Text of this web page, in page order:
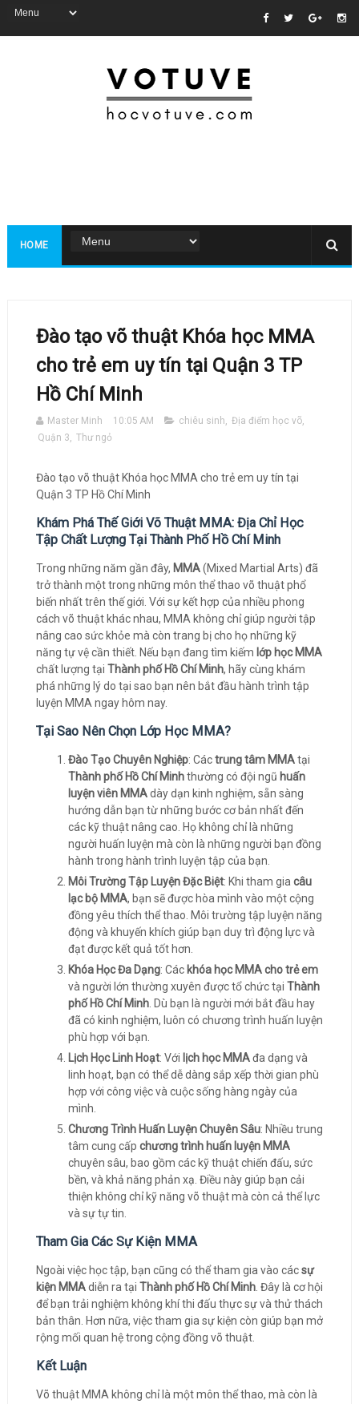
HOME
Đào tạo võ thuật Khóa học MMA
cho trẻ em uy tín tại Quận 3 TP
Hồ Chí Minh
Master Minh 10:05 AM chiêu sinh, Địa điểm học võ,
Quận 3, Thư ngỏ
Đào tạo võ thuật Khóa học MMA cho trẻ em uy tín tại
Quận 3 TP Hồ Chí Minh
Khám Phá Thế Giới Võ Thuật MMA: Địa Chỉ Học
Tập Chất Lượng Tại Thành Phố Hồ Chí Minh
Trong những năm gần đây, MMA(Mixed Martial Arts) đã
trở thành một trong những môn thể thao võ thuật phổ
biến nhất trên thế giới. Với sự kết hợp của nhiều phong
cách võ thuật khác nhau, MMA không chỉ giúp người tập
nâng cao sức khỏe mà còn trang bị cho họ những kỹ
năng tự vệ cần thiết. Nếu bạn đang tìm kiếm lớp học MMA
chất lượng tại Thành phố Hồ Chí Minh, hãy cùng khám
phá những lý do tại sao bạn nên bắt đầu hành trình tập
luyện MMA ngay hôm nay.
Tại Sao Nên Chọn Lớp Học MMA?
Đào Tạo Chuyên Nghiệp: Cáctrung tâm MMAtại
Thành phố Hồ Chí Minhthường có đội ngũ huấn
luyện viên MMAdày dạn kinh nghiệm, sẵn sàng
hướng dẫn bạn từ những bước cơ bản nhất đến
các kỹ thuật nâng cao. Họ không chỉ là những
người huấn luyện mà còn là những người bạn đồng
hành trong hành trình luyện tập của bạn.
Môi Trường Tập Luyện Đặc Biệt: Khi tham gia câu
lạc bộ MMA, bạn sẽ được hòa mình vào một cộng
đồng yêu thích thể thao. Môi trường tập luyện năng
động và khuyến khích giúp bạn duy trì động lực và
đạt được kết quả tốt hơn.
Khóa Học Đa Dạng: Các khóa học MMA cho trẻ em
và người lớn thường xuyên được tổ chức tại Thành
phố Hồ Chí Minh. Dù bạn là người mới bắt đầu hay
đã có kinh nghiệm, luôn có chương trình huấn luyện
phù hợp với bạn.
Lịch Học Linh Hoạt: Với lịch học MMAđa dạng và
linh hoạt, bạn có thể dễ dàng sắp xếp thời gian phù
hợp với công việc và cuộc sống hàng ngày của
mình.
Chương Trình Huấn Luyện Chuyên Sâu: Nhiều trung
tâm cung cấp chương trình huấn luyện MMA
chuyên sâu, bao gồm các kỹ thuật chiến đấu, sức
bền, và khả năng phản xạ. Điều này giúp bạn cải
thiện không chỉ kỹ năng võ thuật mà còn cả thể lực
và sự tự tin.
Tham Gia Các Sự Kiện MMA
Ngoài việc học tập, bạn cũng có thể tham gia vào cácsự
kiện MMAdiễn ra tại Thành phố Hồ Chí Minh. Đây là cơ hội
để bạn trải nghiệm không khí thi đấu thực sự và thử thách
bản thân. Hơn nữa, việc tham gia sự kiện còn giúp bạn mở
rộng mối quan hệ trong cộng đồng võ thuật.
Kết Luận
Võ thuật MMA không chỉ là một môn thể thao, mà còn là